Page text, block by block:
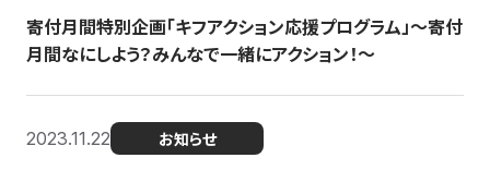
寄付月間特別企画「キフアクション応援プログラム」〜寄付
月間なにしよう？みんなで一緒にアクション！〜
2023.11.22 お知らせ